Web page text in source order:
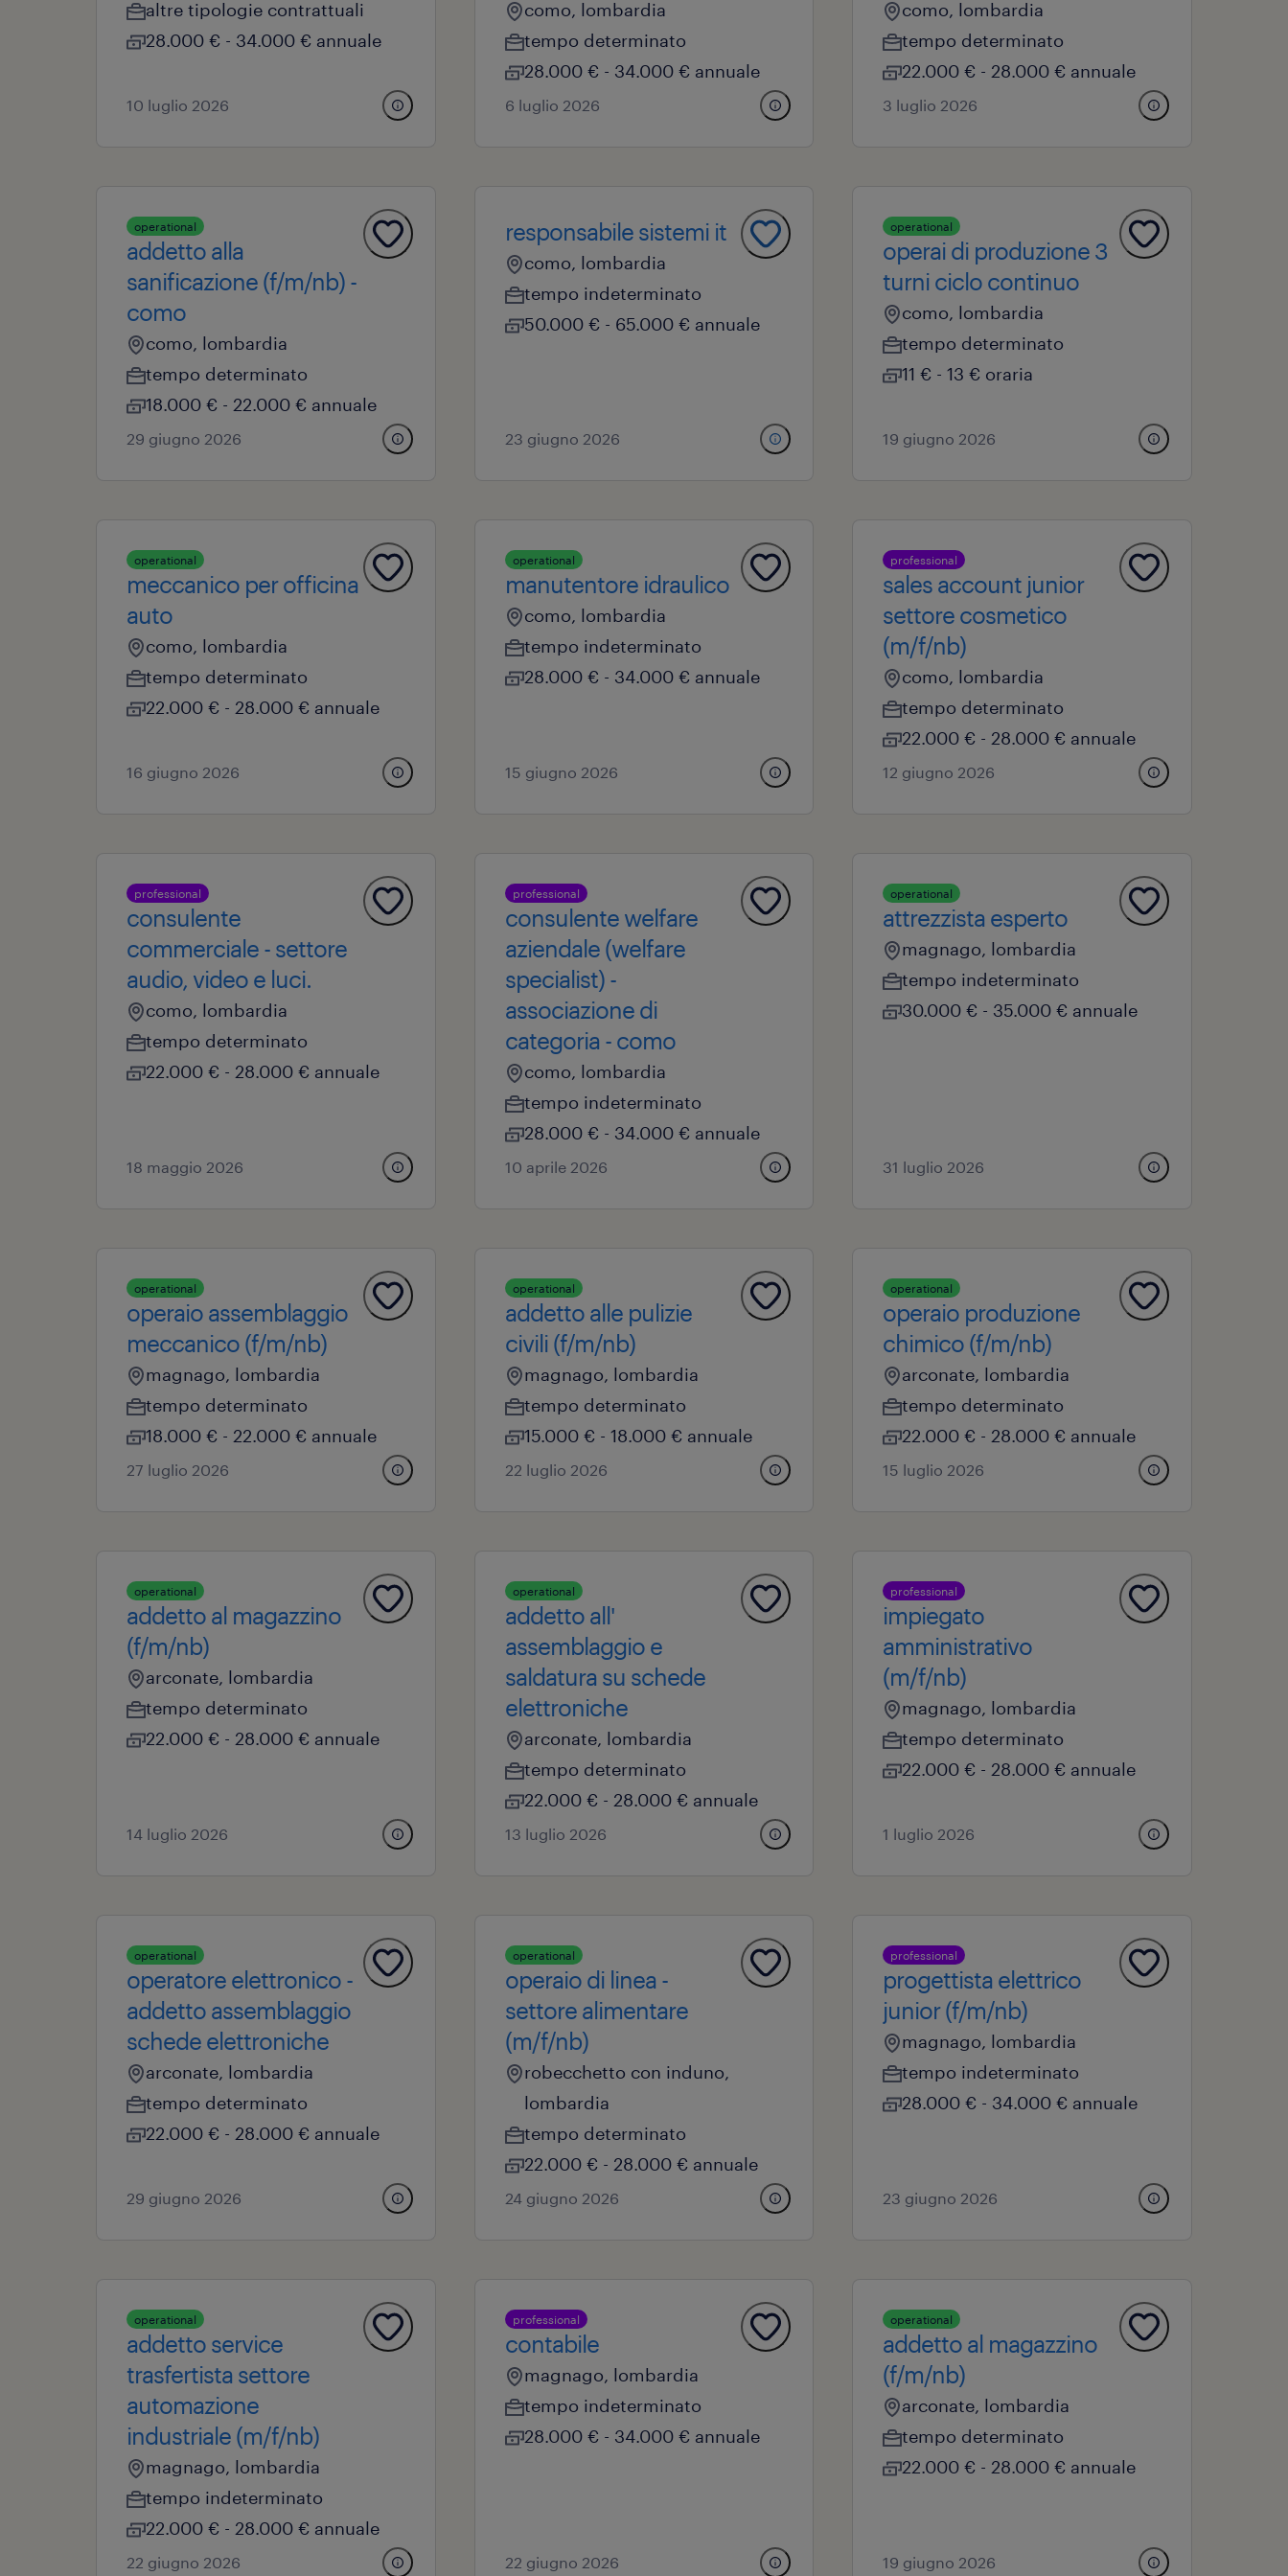
altre tipologie contrattuali
28.000 € - 34.000 € annuale
10 luglio 2026
como, lombardia
tempo determinato
28.000 € - 34.000 € annuale
6 luglio 2026
como, lombardia
tempo determinato
22.000 € - 28.000 € annuale
3 luglio 2026
operational
addetto alla
sanificazione (f/m/nb) -
como
como, lombardia
tempo determinato
18.000 € - 22.000 € annuale
29 giugno 2026
responsabile sistemi it
como, lombardia
tempo indeterminato
50.000 € - 65.000 € annuale
23 giugno 2026
operational
operai di produzione 3
turni ciclo continuo
como, lombardia
tempo determinato
11 € - 13 € oraria
19 giugno 2026
operational
meccanico per officina
auto
como, lombardia
tempo determinato
22.000 € - 28.000 € annuale
16 giugno 2026
operational
manutentore idraulico
como, lombardia
tempo indeterminato
28.000 € - 34.000 € annuale
15 giugno 2026
professional
sales account junior
settore cosmetico
(m/f/nb)
como, lombardia
tempo determinato
22.000 € - 28.000 € annuale
12 giugno 2026
professional
consulente
commerciale - settore
audio, video e luci.
como, lombardia
tempo determinato
22.000 € - 28.000 € annuale
18 maggio 2026
professional
consulente welfare
aziendale (welfare
specialist) -
associazione di
categoria - como
como, lombardia
tempo indeterminato
28.000 € - 34.000 € annuale
10 aprile 2026
operational
attrezzista esperto
magnago, lombardia
tempo indeterminato
30.000 € - 35.000 € annuale
31 luglio 2026
operational
operaio assemblaggio
meccanico (f/m/nb)
magnago, lombardia
tempo determinato
18.000 € - 22.000 € annuale
27 luglio 2026
operational
addetto alle pulizie
civili (f/m/nb)
magnago, lombardia
tempo determinato
15.000 € - 18.000 € annuale
22 luglio 2026
operational
operaio produzione
chimico (f/m/nb)
arconate, lombardia
tempo determinato
22.000 € - 28.000 € annuale
15 luglio 2026
operational
addetto al magazzino
(f/m/nb)
arconate, lombardia
tempo determinato
22.000 € - 28.000 € annuale
14 luglio 2026
operational
addetto all'
assemblaggio e
saldatura su schede
elettroniche
arconate, lombardia
tempo determinato
22.000 € - 28.000 € annuale
13 luglio 2026
professional
impiegato
amministrativo
(m/f/nb)
magnago, lombardia
tempo determinato
22.000 € - 28.000 € annuale
1 luglio 2026
operational
operatore elettronico -
addetto assemblaggio
schede elettroniche
arconate, lombardia
tempo determinato
22.000 € - 28.000 € annuale
29 giugno 2026
operational
operaio di linea -
settore alimentare
(m/f/nb)
robecchetto con induno,
lombardia
tempo determinato
22.000 € - 28.000 € annuale
24 giugno 2026
professional
progettista elettrico
junior (f/m/nb)
magnago, lombardia
tempo indeterminato
28.000 € - 34.000 € annuale
23 giugno 2026
operational
addetto service
trasfertista settore
automazione
industriale (m/f/nb)
magnago, lombardia
tempo indeterminato
22.000 € - 28.000 € annuale
22 giugno 2026
professional
contabile
magnago, lombardia
tempo indeterminato
28.000 € - 34.000 € annuale
22 giugno 2026
operational
addetto al magazzino
(f/m/nb)
arconate, lombardia
tempo determinato
22.000 € - 28.000 € annuale
19 giugno 2026